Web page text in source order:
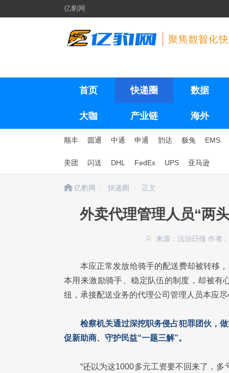
亿豹网
首页 快递圈 数据
大咖 产业链 海外
顺丰 圆通 中通 申通 韵达 极兔 EMS
美团 闪送 DHL FedEx UPS 亚马逊
亿豹网 快递圈 正文
外卖代理管理人员“两
来源：法治日报 作者
本应正常发放给骑手的配送费却被转移，
本用来激励骑手、稳定队伍的制度，却被有
纽，承接配送业务的代理公司管理人员本应尽
检察机关通过深挖职务侵占犯罪团伙，
促新助商、守护民益“一题三解”。
“还以为这1000多元工资要不回来了，